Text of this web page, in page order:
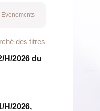
Evénements
des titres
H/2026 du
H/2026,